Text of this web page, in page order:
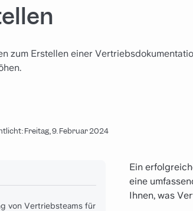
zum Erstellen einer
Freitag, 9. Februar 2024
von Vertriebsteams für
Ein
eine
Ihnen, was